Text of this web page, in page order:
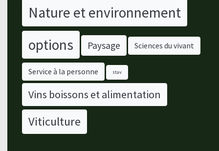
Nature et environnement
options
Paysage Sciences du vivant
Service à la personne stav
Vins boissons et alimentation
Viticulture